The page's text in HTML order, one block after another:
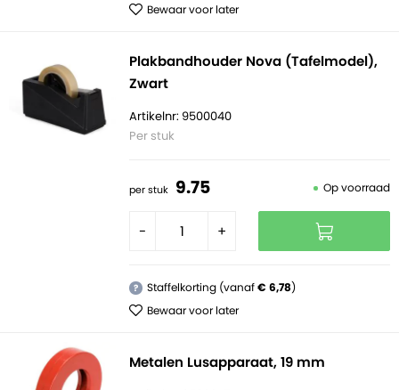
Bewaar voor later
Plakbandhouder Nova (Tafelmodel),
Zwart
Artikelnr: 9500040
Per stuk
per stuk 9.75 Op voorraad
- +
? Staffelkorting (vanaf€ 6,78)
Bewaar voor later
Metalen Lusapparaat, 19 mm